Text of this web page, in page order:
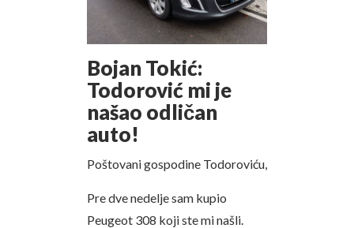
Bojan Tokić:
Todorović mi je
našao odličan
auto!
Poštovani gospodine Todoroviću,
Pre dve nedelje sam kupio
Peugeot 308 koji ste mi našli.